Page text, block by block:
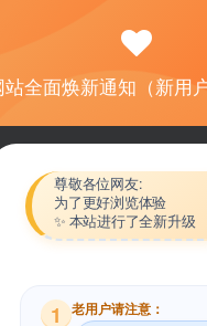
2017资源下载
站全面焕新通知（新用
尊敬各位网友:
为了更好浏览体验
✨ 本站进行了全新升级
1 老用户请注意：